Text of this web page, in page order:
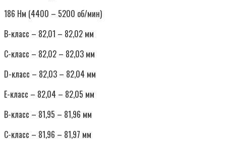
186 Нм (4400 – 5200 об/мин)
В-класс – 82,01 – 82,02 мм
С-класс – 82,02 – 82,03 мм
D-класс – 82,03 – 82,04 мм
Е-класс – 82,04 – 82,05 мм
В-класс – 81,95 – 81,96 мм
С-класс – 81,96 – 81,97 мм